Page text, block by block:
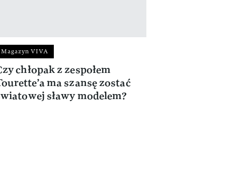
Magazyn VIVA
chłopak z zespołem
ma szansę zostać
sławy modelem?